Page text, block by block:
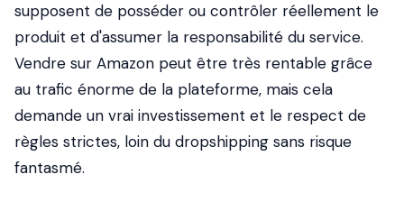
supposent de posséder ou contrôler réellement le
produit et d'assumer la responsabilité du service.
Vendre sur Amazon peut être très rentable grâce
au trafic énorme de la plateforme, mais cela
demande un vrai investissement et le respect de
règles strictes, loin du dropshipping sans risque
fantasmé.